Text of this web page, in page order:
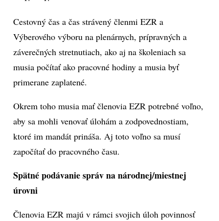
Cestovný čas a čas strávený členmi EZR a
Výberového výboru na plenárnych, prípravných a
záverečných stretnutiach, ako aj na školeniach sa
musia počítať ako pracovné hodiny a musia byť
primerane zaplatené.
Okrem toho musia mať členovia EZR potrebné voľno,
aby sa mohli venovať úlohám a zodpovednostiam,
ktoré im mandát prináša. Aj toto voľno sa musí
započítať do pracovného času.
Spätné podávanie správ na národnej/miestnej
úrovni
Členovia EZR majú v rámci svojich úloh povinnosť